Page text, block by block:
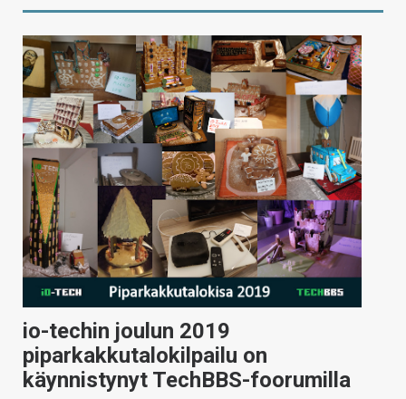
io-techin joulun 2019
piparkakkutalokilpailu on
käynnistynyt TechBBS-foorumilla